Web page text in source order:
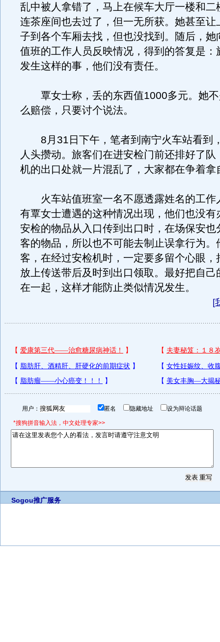
乱中被人拿错了，马上在候车大厅一楼和二
连茶座间也去过了，但一无所获。她甚至让
子到各个车厢去找，但也没找到。随后，她
值班的工作人员反映情况，得到的答复是：
发生这样的事，他们没有责任。
覃女士称，丢的东西值1000多元。她不
么赔偿，只要讨个说法。
8月31日下午，笔者到南宁火车站看到
人头攒动。旅客们在进安检门前还排好了队
机的出口处就一片混乱了，大家都在争着拿
火车站值班室一名不愿透露姓名的工作
有覃女士遭遇的这种情况出现，他们也没有
安检的物品从入口传到出口时，在场保安也
客的物品，所以也不可能去制止误拿行为。
客，在经过安检机时，一定要多留个心眼，
放上传送带后及时到出口领取。最好把自己
在一起，这样才能防止类似情况发生。
[
用户： 匿名 隐藏地址 设为辩论话题
*搜狗拼音输入法，中文处理专家>>
Sogou推广服务